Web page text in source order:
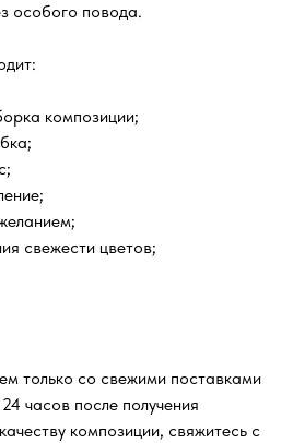
особого повода.
композиции;
свежести цветов;
только со свежими поставками
часов после получения
композиции, свяжитесь с
Часто задаваемые
цветы?
как на